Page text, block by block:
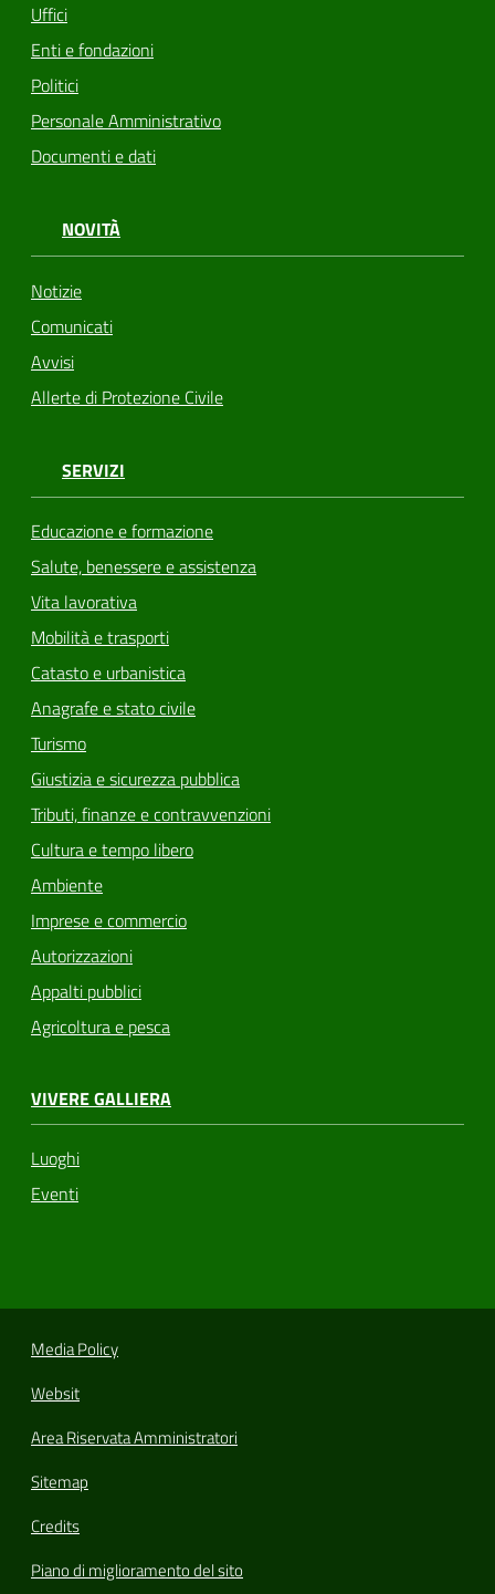
Uffici
Enti e fondazioni
Politici
Personale Amministrativo
Documenti e dati
NOVITÀ
Notizie
Comunicati
Avvisi
Allerte di Protezione Civile
SERVIZI
Educazione e formazione
Salute, benessere e assistenza
Vita lavorativa
Mobilità e trasporti
Catasto e urbanistica
Anagrafe e stato civile
Turismo
Giustizia e sicurezza pubblica
Tributi, finanze e contravvenzioni
Cultura e tempo libero
Ambiente
Imprese e commercio
Autorizzazioni
Appalti pubblici
Agricoltura e pesca
VIVERE GALLIERA
Luoghi
Eventi
Media Policy
Websit
Area Riservata Amministratori
Sitemap
Credits
Piano di miglioramento del sito